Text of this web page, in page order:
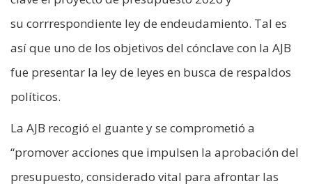
su corrrespondiente ley de endeudamiento. Tal es
así que uno de los objetivos del cónclave con la AJB
fue presentar la ley de leyes en busca de respaldos
políticos.
La AJB recogió el guante y se comprometió a
“promover acciones que impulsen la aprobación del
presupuesto, considerado vital para afrontar las